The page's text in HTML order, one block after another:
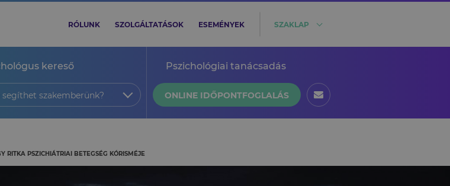
RÓLUNK SZOLGÁLTATÁSOK ESEMÉNYEK SZAKLAP
kereső
segíthet szakemberünk?
Pszichológiai tanácsadás
ONLINE IDŐPONTFOGLALÁS
RITKA PSZICHIÁTRIAI BETEGSÉG KÓRISMÉJE